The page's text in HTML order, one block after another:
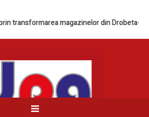
magazinelor din Drobeta-